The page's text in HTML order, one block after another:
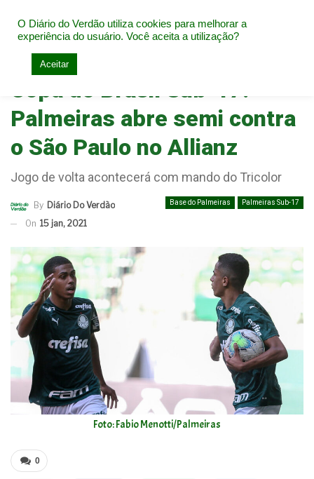
Home Base do Palmeiras
Copa do Brasil Sub-17:
Palmeiras abre semi contra
o São Paulo no Allianz
Jogo de volta acontecerá com mando do Tricolor
Base do Palmeiras Palmeiras Sub-17
By Diário Do Verdão
On 15 jan, 2021
Foto: Fabio Menotti/Palmeiras
0
O Diário do Verdão utiliza cookies para melhorar a
experiência do usuário. Você aceita a utilização?
Aceitar